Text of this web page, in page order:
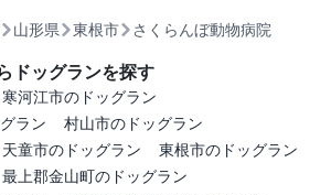
山形県 東根市 さくらんぼ動物病院
ドッグランを探す
寒河江市のドッグラン
ラン
村山市のドッグラン
天童市のドッグラン
東根市のドッグラン
最上郡金山町のドッグラン